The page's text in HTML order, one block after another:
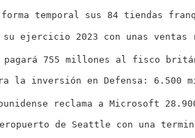
temporal sus 84 tiendas
su ejercicio 2023 con unas ventas
pagará 755 millones al fisco
la inversión en Defensa: 6.500
reclama a Microsoft
de Seattle con una